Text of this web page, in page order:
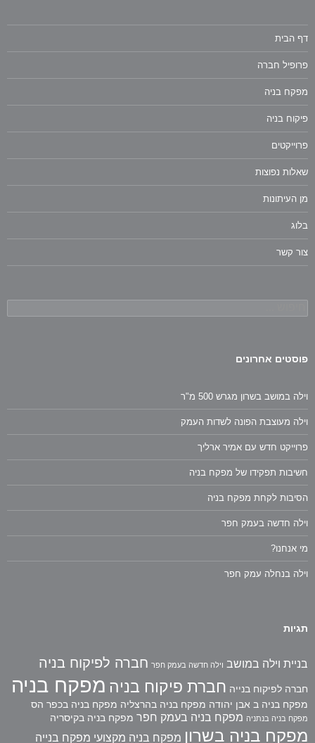
דף הבית
פרופיל חברה
מפקח בניה
פיקוח בניה
פרוייקטים
שאלות נפוצות
מן העיתונות
בלוג
צור קשר
פוסטים אחרונים
וילה במושב בשרון מגרש 500 מ"ר
וילה מעוצבת הפונה לשדות העמק
פרוייקט חדש עם אמיר ארליך
חשיבות תפקידו של מפקח בניה
הסיבות לקחת מפקח בניה
וילה חדשה בעמק חפר
מי אנחנו?
וילה בנחלה עמק חפר
תגיות
בניית וילה במושב וילה חדשה בעמק חפר חברה לפיקוח בניה
חברה לפיקוח בנייה חברת פיקוח בניה מפקח בניה
מפקח בניה ב אבן יהודה מפקח בניה בהרצליה מפקח בניה בכפר הס
מפקח בניה בנתניה מפקח בניה בעמק חפר מפקח בניה בקיסריה
מפקח בניה בשרון מפקח בניה מקצועי מפקח בנייה